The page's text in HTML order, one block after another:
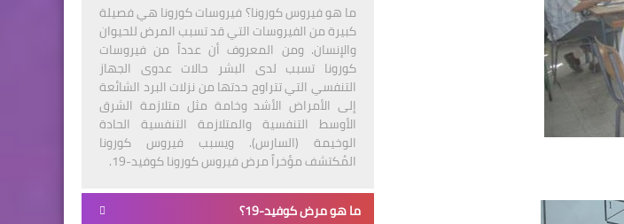
ما هو فيروس كورونا؟ فيروسات كورونا هي فصيلة
كبيرة من الفيروسات التي قد تسبب المرض للحيوان
والإنسان. ومن المعروف أن عدداً من فيروسات
كورونا تسبب لدى البشر حالات عدوى الجهاز
التنفسي التي تتراوح حدتها من نزلات البرد الشائعة
إلى الأمراض الأشد وخامة مثل متلازمة الشرق
الأوسط التنفسية والمتلازمة التنفسية الحادة
الوخيمة (السارس). ويسبب فيروس كورونا
المُكتشف مؤخراً مرض فيروس كورونا كوفيد-19.
ما هو مرض كوفيد-19؟